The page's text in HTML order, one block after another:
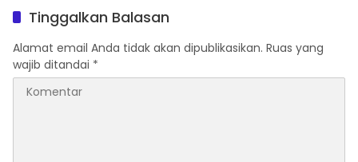
Tinggalkan Balasan
Alamat email Anda tidak akan dipublikasikan. Ruas yang
wajib ditandai *